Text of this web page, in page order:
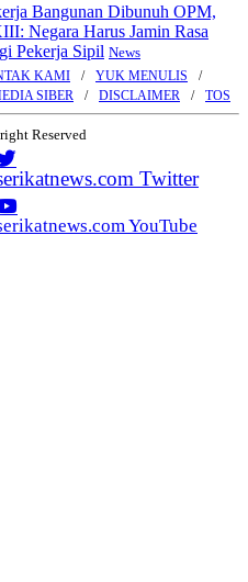
Bangunan Dibunuh OPM,
Negara Harus Jamin Rasa
Pekerja Sipil News
KAMI
YUK MENULIS
SIBER DISCLAIMER TOS
Reserved
Twitter
YouTube